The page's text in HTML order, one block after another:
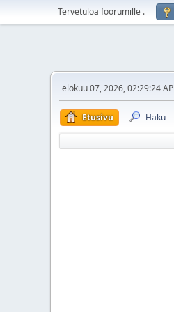
Tervetuloa foorumille .
elokuu 07, 2026, 02:29:24 AP
Etusivu Haku